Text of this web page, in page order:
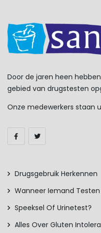
Door de jaren heen
gebied van drugstesten
Onze medewerkers staan
Drugsgebruik Herkennen
Wanneer Iemand
Speeksel Of Urinetest?
Alles Over Gluten